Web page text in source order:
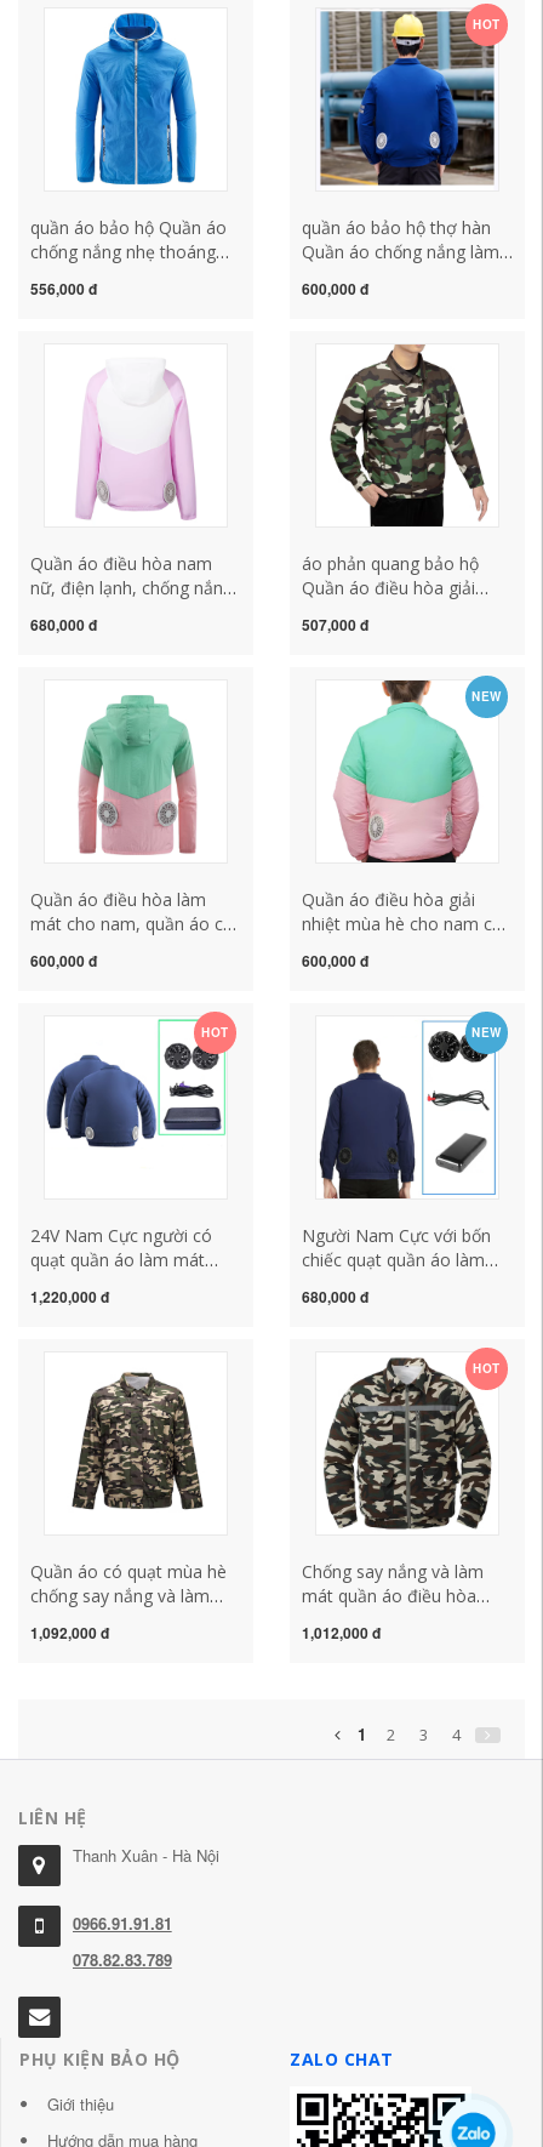
quần áo bảo hộ lao động
đồng phục bảo hộ lao
động áo gile bảo hộ
quần áo bảo hộ lao động
ngụy trang cho nam áo
công nhân quần áo bảo hộ
thợ hàn
quần áo bảo hộ Quần áo
chống nắng nhẹ thoáng
điều hòa không khí quần
lưới công nhân quan ao
lao dong nam
556,000 đ
HOT
quần áo bảo hộ thợ hàn
Quần áo chống nắng làm
quần áo sạc điện lạnh hàn
dài tay nơi làm việc quần
áo làm việc cho nam quan
ao lao dong nam ao bao
ho lao dong
600,000 đ
Quần áo điều hòa nam
nữ, điện lạnh, chống nắng,
ngoài sạc điện, quần áo
dộng quần áo bảo hộ cho
680,000 đ
áo phản quang bảo hộ
Quần áo điều hòa giải
quần áo chống nắng,
nhân hàn Quần áo bảo hộ
lao động nam nữ quần
bảo hộ lao động áo bao
ho lao dong
507,000 đ
Quần áo điều hòa làm
mát cho nam, quần áo có
nắng cho nữ, bảo hộ lao
xưởng, quần áo bảo hộ
lao động mỏng, chống
nắng quần áo điện lực áo
phản quang bảo hộ
600,000 đ
NEW
Quần áo điều hòa giải
nhiệt mùa hè cho nam có
nắng công trường nhà
600,000 đ
HOT
24V Nam Cực người có
quạt quần áo làm mát
quần áo điều hòa nam
động mẫu nữ quần bảo hộ
1,220,000 đ
NEW
Người Nam Cực với bốn
chiếc quạt quần áo làm
quần áo làm lạnh công
nam ngoài trời mỏng phần
mùa hè quan ao bao ho
lao dong
680,000 đ
Quần áo có quạt mùa hè
chống say nắng và làm
quần áo điện lạnh sạc điện
1,092,000 đ
HOT
Chống say nắng và làm
mát quần áo điều hòa
quạt lạnh quần áo sạc
1,012,000 đ
1 2 3 4
LIÊN HỆ
Thanh Xuân - Hà Nội
0966.91.91.81
078.82.83.789
PHỤ KIỆN BẢO HỘ
Giới thiệu
Hướng dẫn mua hàng
ZALO CHAT